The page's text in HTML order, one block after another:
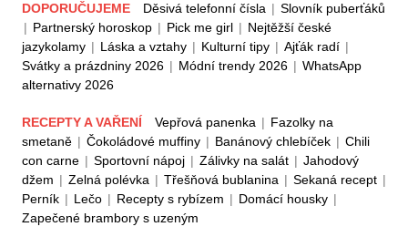
DOPORUČUJEME Děsivá telefonní čísla | Slovník puberťáků
| Partnerský horoskop | Pick me girl | Nejtěžší české
jazykolamy | Láska a vztahy | Kulturní tipy | Ajťák radí |
Svátky a prázdniny 2026 | Módní trendy 2026 | WhatsApp
alternativy 2026
RECEPTY A VAŘENÍ Vepřová panenka | Fazolky na
smetaně | Čokoládové muffiny | Banánový chlebíček | Chili
con carne | Sportovní nápoj | Zálivky na salát | Jahodový
džem | Zelná polévka | Třešňová bublanina | Sekaná recept |
Perník | Lečo | Recepty s rybízem | Domácí housky |
Zapečené brambory s uzeným